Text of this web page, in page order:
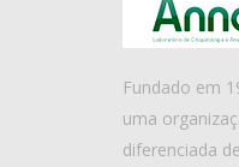
Fundado em
uma
diferenciada